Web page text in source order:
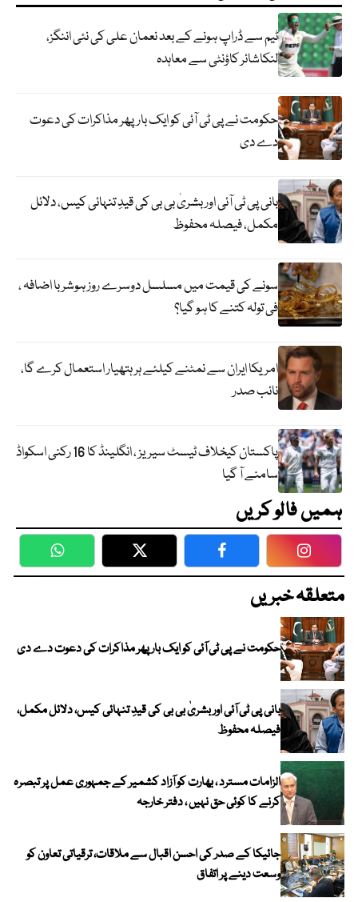
ٹیم سے ڈراپ ہونے کے بعد نعمان علی کی نئی اننگز،
لنکاشائر کاؤنٹی سے معاہدہ
حکومت نے پی ٹی آئی کو ایک بارپھر مذاکرات کی دعوت
دے دی
بانی پی ٹی آئی اور بشریٰ بی بی کی قیدِ تنہائی کیس، دلائل
مکمل، فیصلہ محفوظ
سونے کی قیمت میں مسلسل دوسرے روز ہوشربا اضافہ ،
فی تولہ کتنے کا ہو گیا؟
امریکا ایران سے نمٹنے کیلئے ہر ہتھیار استعمال کرے گا،
نائب صدر
پاکستان کیخلاف ٹیسٹ سیریز ، انگلینڈ کا 16 رکنی اسکواڈ
سامنے آ گیا
ہمیں فالو کریں
WhatsApp Twitter Facebook
متعلقہ خبریں
حکومت نے پی ٹی آئی کو ایک بارپھر مذاکرات کی دعوت دے دی
بانی پی ٹی آئی اور بشریٰ بی بی کی قیدِ تنہائی کیس، دلائل مکمل،
فیصلہ محفوظ
الزامات مسترد ، بھارت کو آزاد کشمیر کے جمہوری عمل پر تبصرہ
کرنے کا کوئی حق نہیں ، دفتر خارجہ
جائیکا کے صدر کی احسن اقبال سے ملاقات، ترقیاتی تعاون کو
وسعت دینے پر اتفاق